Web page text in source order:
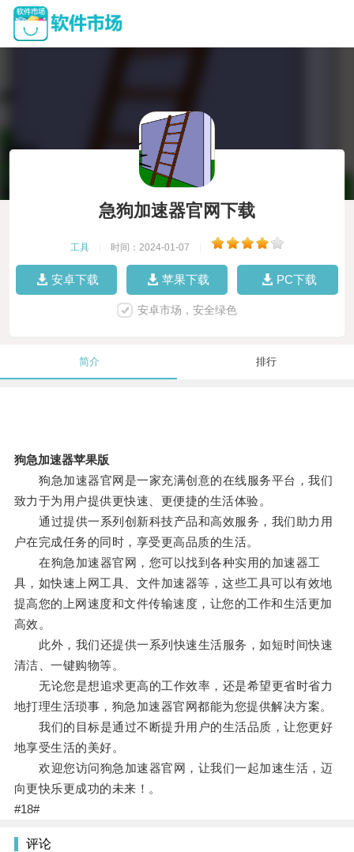
急狗加速器官网下载
工具 时间：2024-01-07
安卓下载 苹果下载 PC下载
安卓市场，安全绿色
简介 排行
狗急加速器苹果版
狗急加速器官网是一家充满创意的在线服务平台，我们
致力于为用户提供更快速、更便捷的生活体验。
通过提供一系列创新科技产品和高效服务，我们助力用
户在完成任务的同时，享受更高品质的生活。
在狗急加速器官网，您可以找到各种实用的加速器工
具，如快速上网工具、文件加速器等，这些工具可以有效地
提高您的上网速度和文件传输速度，让您的工作和生活更加
高效。
此外，我们还提供一系列快速生活服务，如短时间快速
清洁、一键购物等。
无论您是想追求更高的工作效率，还是希望更省时省力
地打理生活琐事，狗急加速器官网都能为您提供解决方案。
我们的目标是通过不断提升用户的生活品质，让您更好
地享受生活的美好。
欢迎您访问狗急加速器官网，让我们一起加速生活，迈
向更快乐更成功的未来！。
#18#
评论